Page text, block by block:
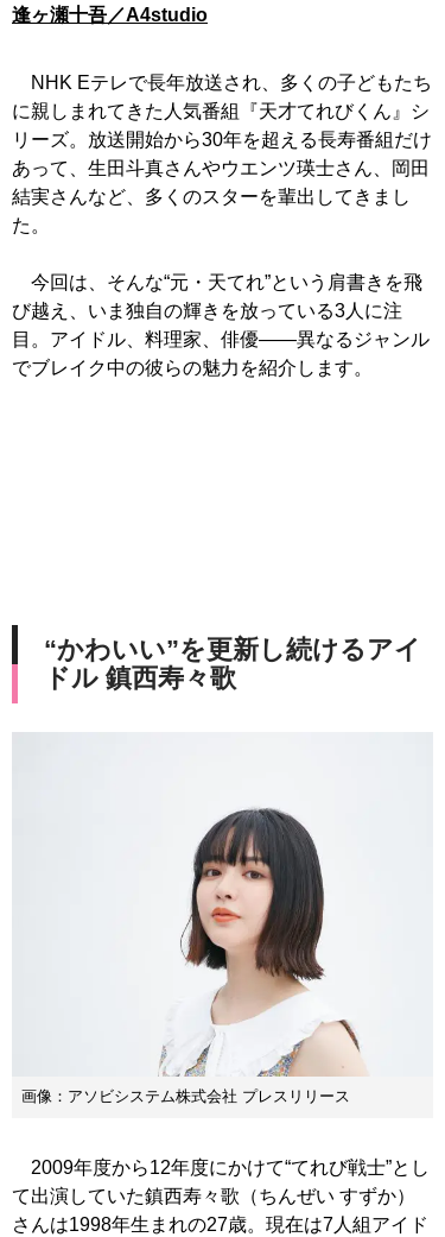
逢ヶ瀬十吾／A4studio
NHK Eテレで長年放送され、多くの子どもたち
に親しまれてきた人気番組『天才てれびくん』シ
リーズ。放送開始から30年を超える長寿番組だけ
あって、生田斗真さんやウエンツ瑛士さん、岡田
結実さんなど、多くのスターを輩出してきまし
た。
今回は、そんな“元・天てれ”という肩書きを飛
び越え、いま独自の輝きを放っている3人に注
目。アイドル、料理家、俳優――異なるジャンル
でブレイク中の彼らの魅力を紹介します。
“かわいい”を更新し続けるアイ
ドル 鎮西寿々歌
画像：アソビシステム株式会社 プレスリリース
2009年度から12年度にかけて“てれび戦士”とし
て出演していた鎮西寿々歌（ちんぜい すずか）
さんは1998年生まれの27歳。現在は7人組アイド